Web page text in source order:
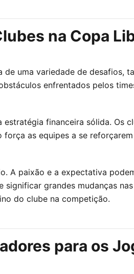
na Copa
uma variedade de desafios,
enfrentados pelos
financeira sólida.
as equipes a se
A paixão e a expectativa
grandes mudanças
do clube na competição.
para os